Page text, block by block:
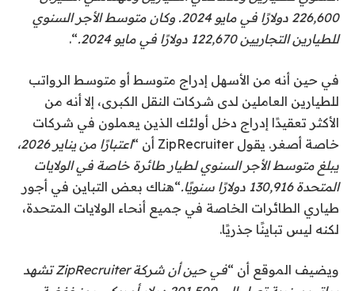
226,600 دولارًا في مايو 2024. وكان متوسط ​​الأجر السنوي
للطيارين التجاريين 122,670 دولارًا في مايو 2024.
“.
في حين أنه من الأسهل إدراج متوسط ​​أو متوسط ​​الرواتب
للطيارين العاملين لدى شركات النقل الكبرى، إلا أنه من
الأكثر تعقيدًا إدراج دخل أولئك الذين يعملون في شركات
خاصة أصغر. يقول ZipRecruiter أن “
اعتبارًا من يناير 2026،
يبلغ متوسط ​​الأجر السنوي لطيار طائرة خاصة في الولايات
المتحدة 130,916 دولارًا سنويًا.
“هناك بعض التباين في أجور
طياري الطائرات الخاصة في جميع أنحاء الولايات المتحدة،
لكنه ليس تباينًا جذريًا.
ويضيف الموقع أن “
في حين أن شركة ZipRecruiter تشهد